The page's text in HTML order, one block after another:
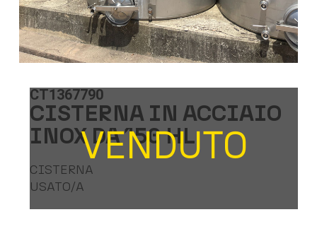
VENDUTO
CT1367790
CISTERNA IN ACCIAIO
INOX DA 150 HL
CISTERNA
USATO/A